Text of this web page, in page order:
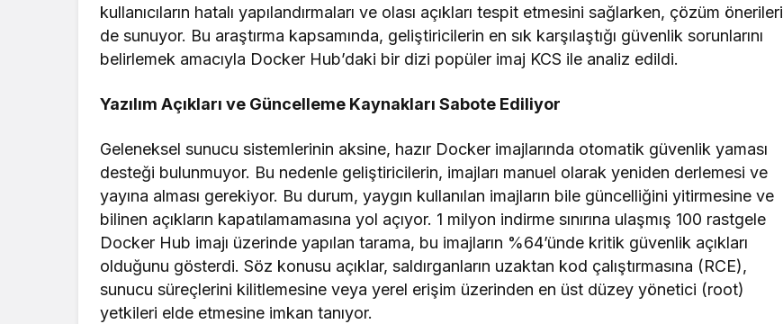
kullanıcıların hatalı yapılandırmaları ve olası açıkları tespit etmesini sağlarken, çözüm önerileri
de sunuyor. Bu araştırma kapsamında, geliştiricilerin en sık karşılaştığı güvenlik sorunlarını
belirlemek amacıyla Docker Hub’daki bir dizi popüler imaj KCS ile analiz edildi.
Yazılım Açıkları ve Güncelleme Kaynakları Sabote Ediliyor
Geleneksel sunucu sistemlerinin aksine, hazır Docker imajlarında otomatik güvenlik yaması
desteği bulunmuyor. Bu nedenle geliştiricilerin, imajları manuel olarak yeniden derlemesi ve
yayına alması gerekiyor. Bu durum, yaygın kullanılan imajların bile güncelliğini yitirmesine ve
bilinen açıkların kapatılamamasına yol açıyor. 1 milyon indirme sınırına ulaşmış 100 rastgele
Docker Hub imajı üzerinde yapılan tarama, bu imajların %64’ünde kritik güvenlik açıkları
olduğunu gösterdi. Söz konusu açıklar, saldırganların uzaktan kod çalıştırmasına (RCE),
sunucu süreçlerini kilitlemesine veya yerel erişim üzerinden en üst düzey yönetici (root)
yetkileri elde etmesine imkan tanıyor.